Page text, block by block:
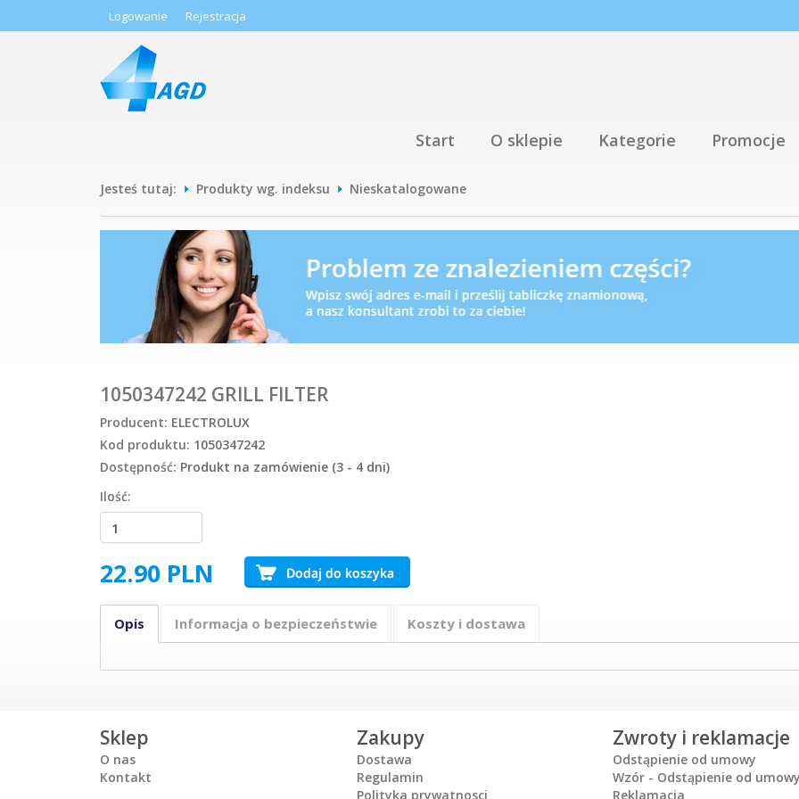
Logowanie Rejestracja
Start O sklepie Kategorie Promocje
Jesteś tutaj: Produkty wg. indeksu Nieskatalogowane
1050347242 GRILL FILTER
Producent: ELECTROLUX
Kod produktu: 1050347242
Dostępność: Produkt na zamówienie (3 - 4 dni)
Ilość:
22.90 PLN
Opis Informacja o bezpieczeństwie Koszty i dostawa
Sklep
O nas
Kontakt
Zakupy
Dostawa
Regulamin
Polityka prywatnosci
Zwroty i reklamacje
Odstąpienie od umowy
Wzór - Odstąpienie od
Reklamacja